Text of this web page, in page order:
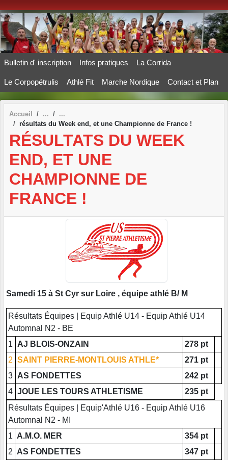
Bulletin d' inscription Infos pratiques La Corrida
Le Corpopétrulis Athlé Fit Marche Nordique Contact et Plan
Accueil
résultats du Week end, et une Championne de France !
RÉSULTATS DU WEEK
END, ET UNE
CHAMPIONNE DE
FRANCE !
Samedi 15 à St Cyr sur Loire , équipe athlé B/ M
Résultats Équipes | Equip Athlé U14 - Equip Athlé U14
Automnal N2 - BE
1
AJ BLOIS-ONZAIN
278 pt
2 SAINT PIERRE-MONTLOUIS ATHLE*
271 pt
3 AS FONDETTES
242 pt
4 JOUE LES TOURS ATHLETISME
235 pt
Résultats Équipes | Equip'Athlé U16 - Equip Athlé U16
Automnal N2 - MI
1 A.M.O. MER
354 pt
2 AS FONDETTES
347 pt